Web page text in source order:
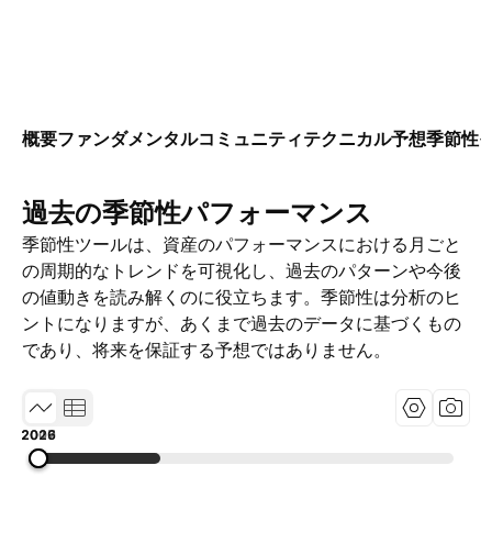
概要ファンダメンタルコミュニティテクニカル予想季節性
過去の季節性パフォーマンス
季節性ツールは、資産のパフォーマンスにおける月ごと
の周期的なトレンドを可視化し、過去のパターンや今後
の値動きを読み解くのに役立ちます。季節性は分析のヒ
ントになりますが、あくまで過去のデータに基づくもの
であり、将来を保証する予想ではありません。
2009
2017
2026